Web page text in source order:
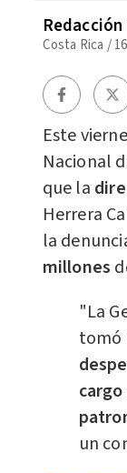
Costa Rica /
Este
Nacional
que la
Herrera
la
millones
"La
tomó
un